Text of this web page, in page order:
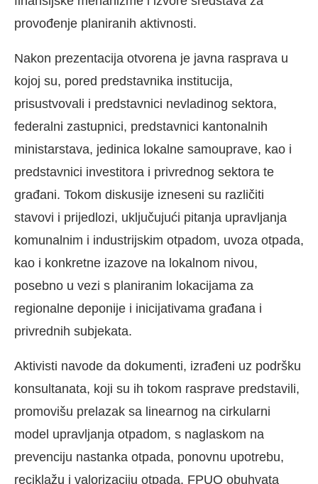
provođenje planiranih aktivnosti.
Nakon prezentacija otvorena je javna rasprava u
kojoj su, pored predstavnika institucija,
prisustvovali i predstavnici nevladinog sektora,
federalni zastupnici, predstavnici kantonalnih
ministarstava, jedinica lokalne samouprave, kao i
predstavnici investitora i privrednog sektora te
građani. Tokom diskusije izneseni su različiti
stavovi i prijedlozi, uključujući pitanja upravljanja
komunalnim i industrijskim otpadom, uvoza otpada,
kao i konkretne izazove na lokalnom nivou,
posebno u vezi s planiranim lokacijama za
regionalne deponije i inicijativama građana i
privrednih subjekata.
Aktivisti navode da dokumenti, izrađeni uz podršku
konsultanata, koji su ih tokom rasprave predstavili,
promovišu prelazak sa linearnog na cirkularni
model upravljanja otpadom, s naglaskom na
prevenciju nastanka otpada, ponovnu upotrebu,
reciklažu i valorizaciju otpada. FPUO obuhvata